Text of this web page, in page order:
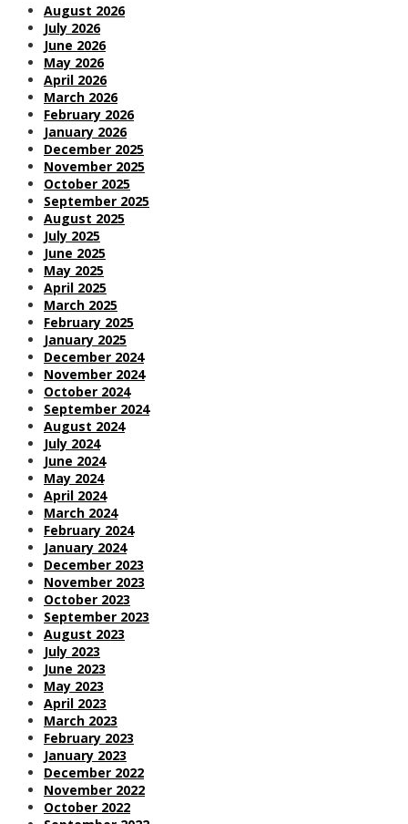
August 2026
July 2026
June 2026
May 2026
April 2026
March 2026
February 2026
January 2026
December 2025
November 2025
October 2025
September 2025
August 2025
July 2025
June 2025
May 2025
April 2025
March 2025
February 2025
January 2025
December 2024
November 2024
October 2024
September 2024
August 2024
July 2024
June 2024
May 2024
April 2024
March 2024
February 2024
January 2024
December 2023
November 2023
October 2023
September 2023
August 2023
July 2023
June 2023
May 2023
April 2023
March 2023
February 2023
January 2023
December 2022
November 2022
October 2022